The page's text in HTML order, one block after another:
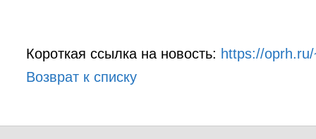
Короткая ссылка на новость: https://
Возврат к списку